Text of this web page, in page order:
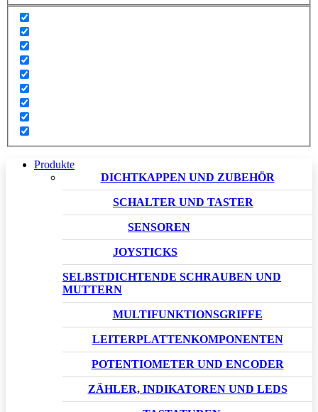
Produkte
DICHTKAPPEN UND ZUBEHÖR
SCHALTER UND TASTER
SENSOREN
JOYSTICKS
SELBSTDICHTENDE SCHRAUBEN UND
MUTTERN
MULTIFUNKTIONSGRIFFE
LEITERPLATTENKOMPONENTEN
POTENTIOMETER UND ENCODER
ZÄHLER, INDIKATOREN UND LEDS